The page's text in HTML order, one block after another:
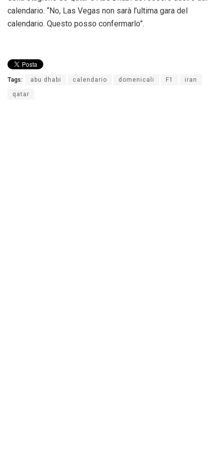
calendario. “No, Las Vegas non sarà l’ultima gara del
calendario. Questo posso confermarlo”.
Tags: abu dhabi calendario domenicali F1 iran
qatar